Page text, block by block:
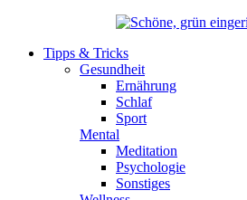
Tipps & Tricks
Gesundheit
Ernährung
Schlaf
Sport
Mental
Meditation
Psychologie
Sonstiges